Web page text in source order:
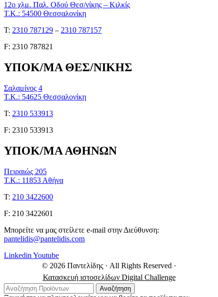
12ο χλμ. Παλ. Οδού Θεσ/νίκης – Κιλκίς
Τ.Κ.: 54500 Θεσσαλονίκη
Τ: 2310 787129 – 2310 787157
F: 2310 787821
ΥΠΟΚ/ΜΑ ΘΕΣ/ΝΙΚΗΣ
Σαλαμίνος 4
Τ.Κ.: 54625 Θεσσαλονίκη
Τ: 2310 533913
F: 2310 533913
ΥΠΟΚ/ΜΑ ΑΘΗΝΩΝ
Πειραιώς 205
Τ.Κ.: 11853 Αθήνα
Τ: 210 3422600
F: 210 3422601
Μπορείτε να μας στείλετε e-mail στην Διεύθυνση:
pantelidis@pantelidis.com
Linkedin Youtube
© 2026 Παντελίδης · All Rights Reserved ·
Κατασκευή ιστοσελίδων Digital Challenge
Αναζήτηση